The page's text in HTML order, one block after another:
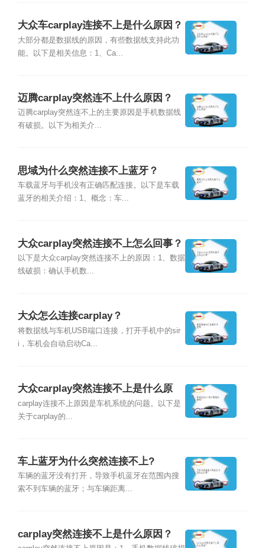
大众车carplay连接不上是什么原因？
大部分都是数据线的原因，有些数据线支持此功
能。以下是相关信息：1、Ca...
迈腾carplay突然连不上什么原因？
迈腾carplay突然连不上的主要原因是手机数据线
有破损。以下为相关介...
思域为什么突然连接不上蓝牙？
车载蓝牙与手机没有正确匹配连接。以下是车载
蓝牙的相关介绍：1、概念：车...
大众carplay突然连接不上怎么回事？
以下是大众carplay突然连接不上的原因：1、数据
线破损：确认手机数...
大众怎么连接carplay？
将数据线与车机USB端口连接，打开手机中的sir
i，车机会自动启动Ca...
大众carplay突然连接不上是什么原
因？
carplay连接不上原因是车机系统的问题。以下是
关于carplay的...
车上蓝牙为什么突然连接不上?
车辆的蓝牙没有打开，导致手机蓝牙在范围内搜
索不到车辆的蓝牙；与车辆距离...
carplay突然连接不上是什么原因？